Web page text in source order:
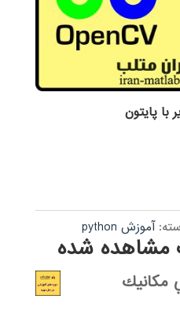
پایتون
آموزش python
مشاهده شده
مكانيك